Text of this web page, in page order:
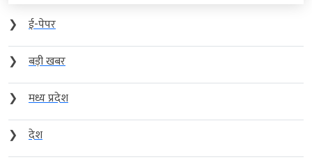
❯
ई-पेपर
❯
बड़ी खबर
❯
मध्य प्रदेश
❯
देश